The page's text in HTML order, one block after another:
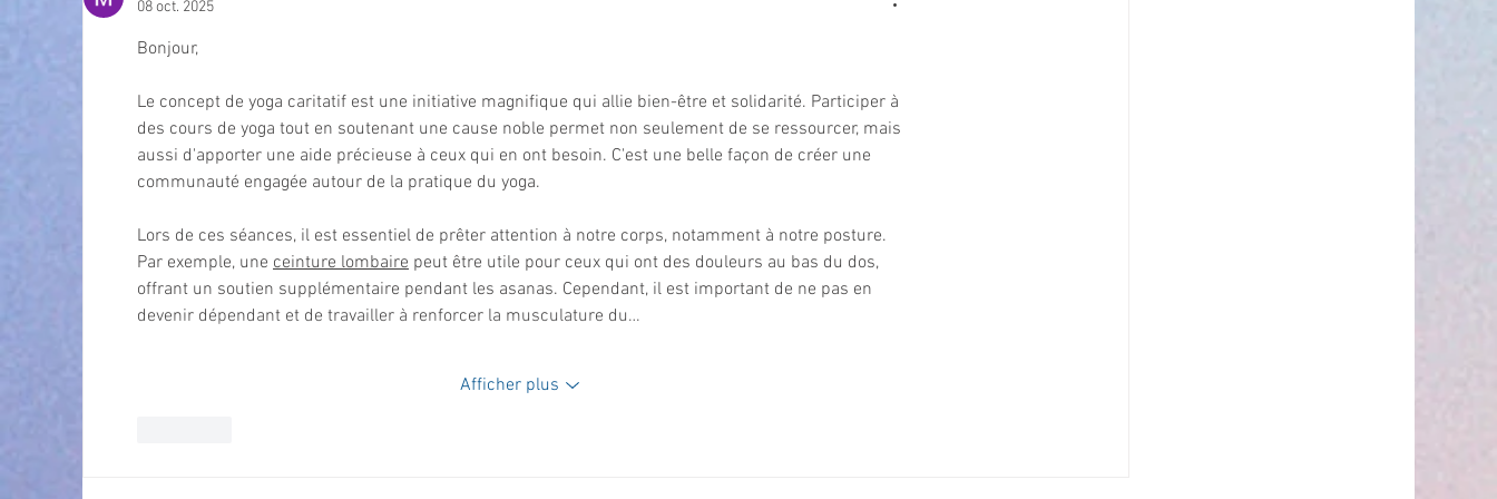
08 oct. 2025
Bonjour,
Le concept de yoga caritatif est une initiative magnifique qui allie bien-être et solidarité. Participer à
des cours de yoga tout en soutenant une cause noble permet non seulement de se ressourcer, mais
aussi d'apporter une aide précieuse à ceux qui en ont besoin. C'est une belle façon de créer une
communauté engagée autour de la pratique du yoga.
Lors de ces séances, il est essentiel de prêter attention à notre corps, notamment à notre posture.
Par exemple, une ceinture lombaire peut être utile pour ceux qui ont des douleurs au bas du dos,
offrant un soutien supplémentaire pendant les asanas. Cependant, il est important de ne pas en
devenir dépendant et de travailler à renforcer la musculature du…
Afficher plus